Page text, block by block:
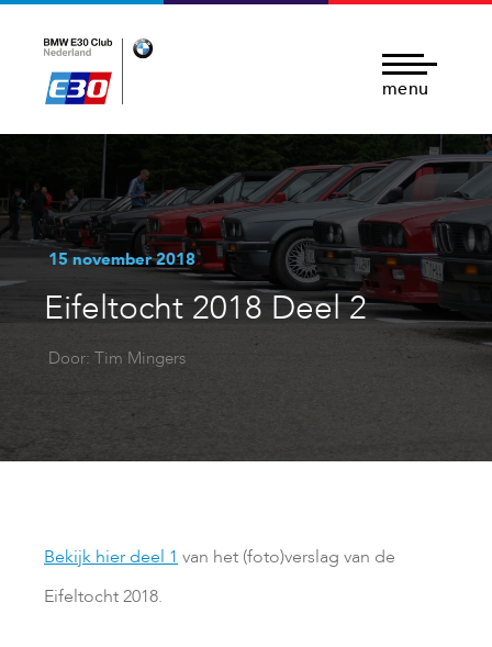
menu
15 november 2018
Eifeltocht 2018 Deel 2
Door: Tim Mingers
Bekijk hier deel 1 van het (foto)verslag van de
Eifeltocht 2018.